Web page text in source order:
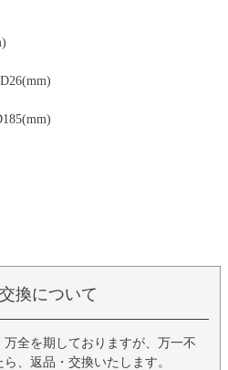
換について
全を期しておりますが、万一不
、返品・交換いたします。